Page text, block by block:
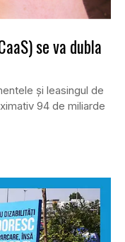
se va dubla
și leasingul de
94 de miliarde